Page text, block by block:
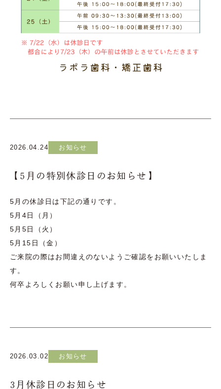
2026.04.24 お知らせ
【5月の特別休診日のお知らせ】
5月の休診日は下記の通りです。
5月4日（月）
5月5日（火）
5月15日（金）
ご来院の際はお間違えのないようご確認をお願いいたしま
す。
何卒よろしくお願い申し上げます。
2026.03.02 お知らせ
3月休診日のお知らせ